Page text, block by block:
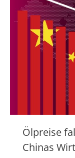
Ölpreise
Chinas